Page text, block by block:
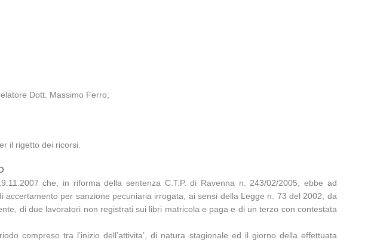
Dott. Massimo Ferro;
il rigetto dei ricorsi.
che, in riforma della sentenza C.T.P. di Ravenna n. 243/02/2005, ebbe ad
accertamento per sanzione pecuniaria irrogata, ai sensi della Legge n. 73 del 2002, da
di due lavoratori non registrati sui libri matricola e paga e di un terzo con contestata
compreso tra l’inizio dell’attivita’, di natura stagionale ed il giorno della effettuata